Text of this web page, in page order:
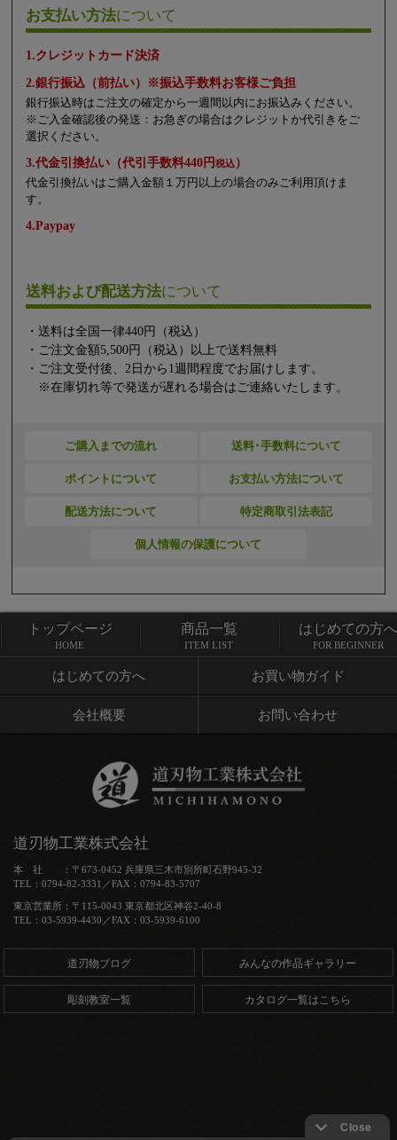
お支払い方法について
1.クレジットカード決済
2.銀行振込（前払い）※振込手数料お客様ご負担
銀行振込時はご注文の確定から一週間以内にお振込みください。
※ご入金確認後の発送：お急ぎの場合はクレジットか代引きをご
選択ください。
3.代金引換払い（代引手数料440円税込）
代金引換払いはご購入金額１万円以上の場合のみご利用頂けま
す。
4.Paypay
送料および配送方法について
・送料は全国一律440円（税込）
・ご注文金額5,500円（税込）以上で送料無料
・ご注文受付後、2日から1週間程度でお届けします。
※在庫切れ等で発送が遅れる場合はご連絡いたします。
ご購入までの流れ 送料･手数料について
ポイントについて お支払い方法について
配送方法について 特定商取引法表記
個人情報の保護について
トップページ 商品一覧
はじめての方へ お買い物ガイド
会社概要 お問い合わせ
トップページ
HOME
商品一覧
ITEM LIST
はじめての方へ
FOR BEGINNER
道刃物工業株式会社
本 社 ：〒673-0452 兵庫県三木市別所町石野945-32
TEL：0794-82-3331／FAX：0794-83-5707
東京営業所：〒115-0043 東京都北区神谷2-40-8
TEL：03-5939-4430／FAX：03-5939-6100
道刃物ブログ みんなの作品ギャラリー
彫刻教室一覧 カタログ一覧はこちら